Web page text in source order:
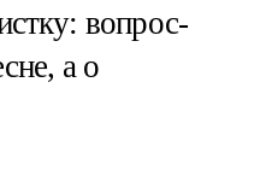
вопрос-
а о